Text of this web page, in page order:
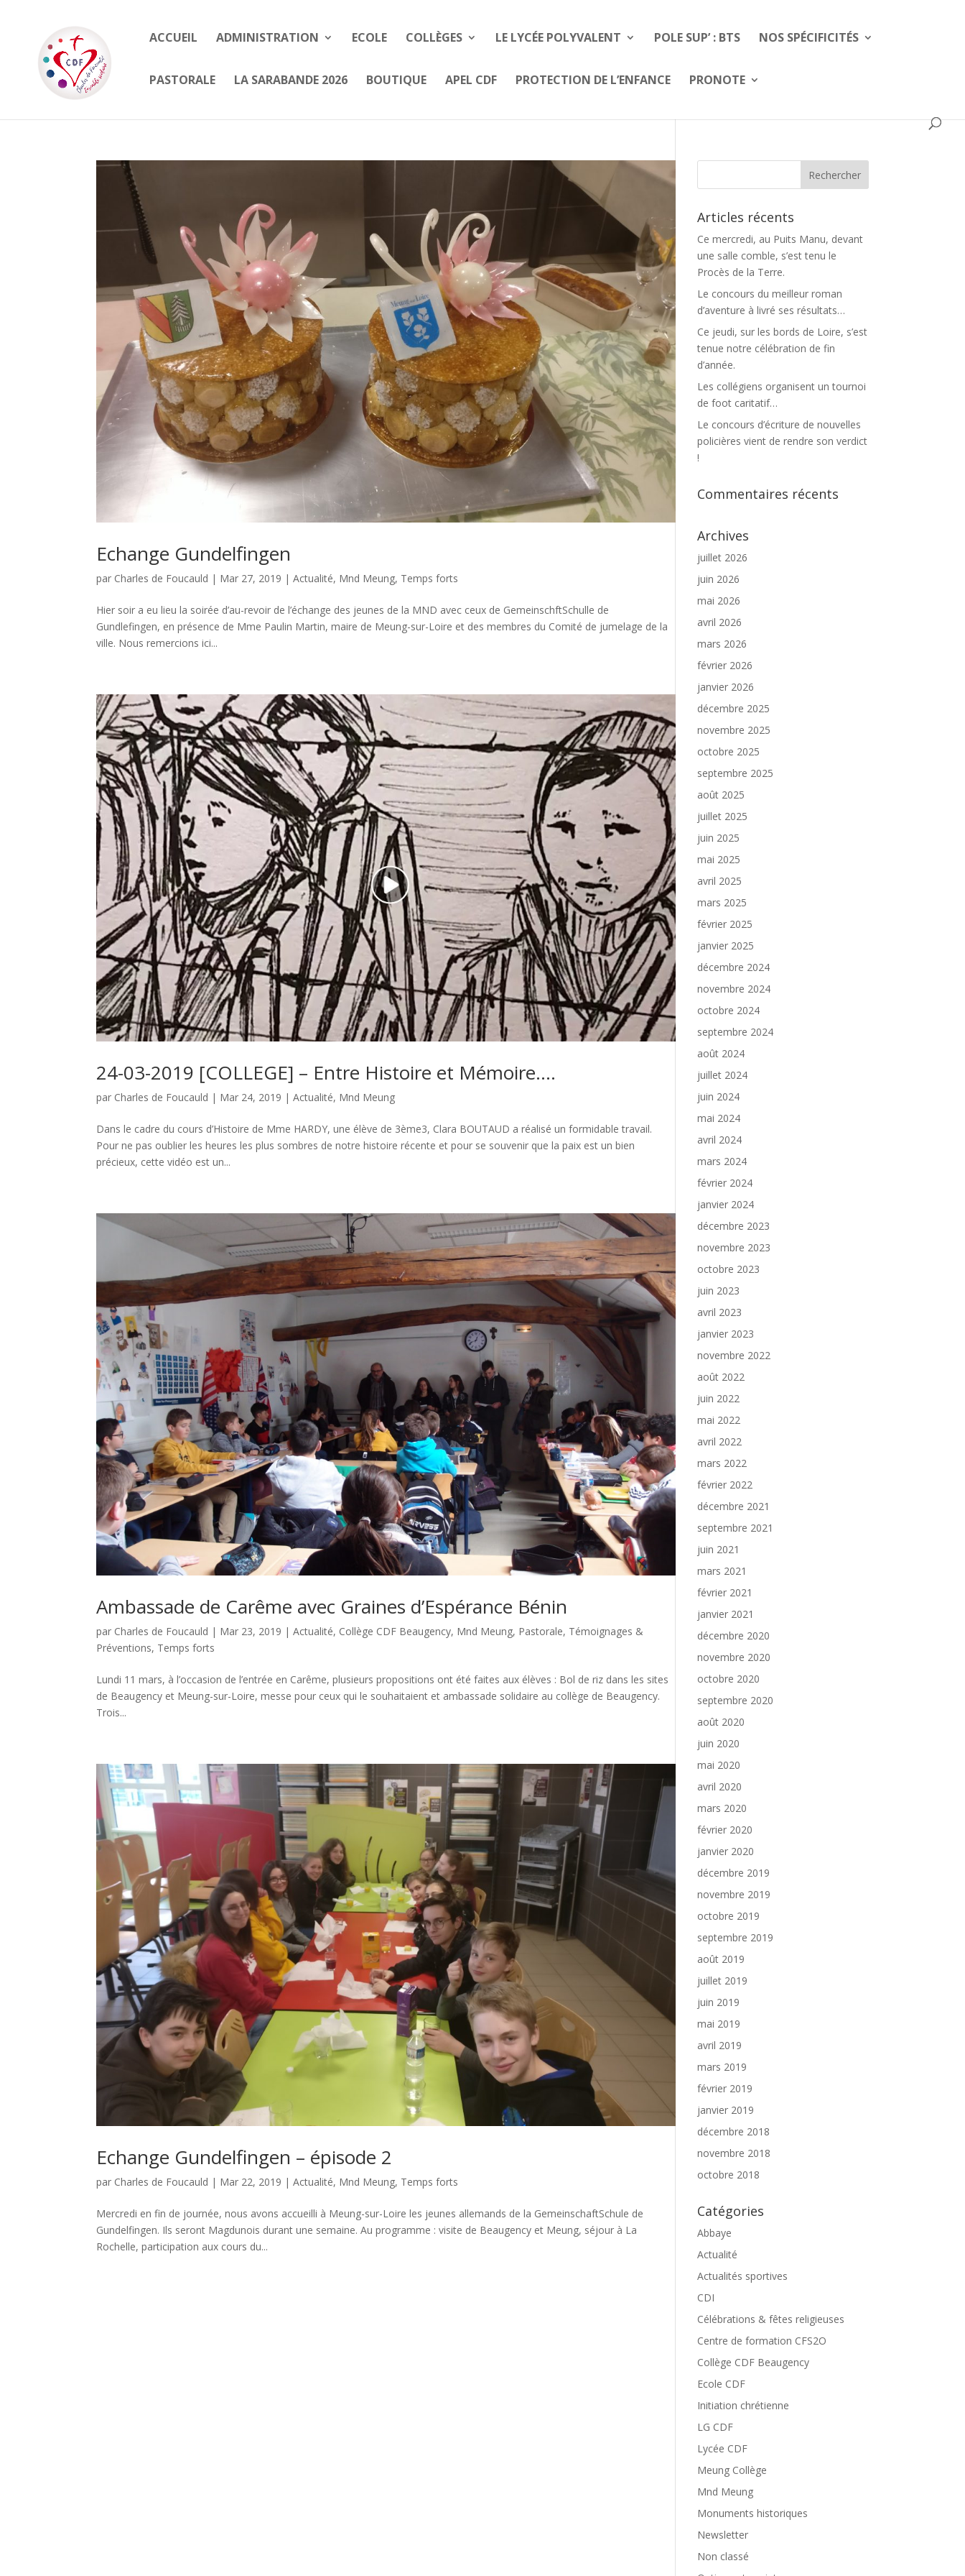
ACCUEIL ADMINISTRATION ECOLE COLLÈGES LE LYCÉE POLYVALENT POLE SUP’ : BTS NOS SPÉCIFICITÉS
PASTORALE LA SARABANDE 2026 BOUTIQUE APEL CDF PROTECTION DE L’ENFANCE PRONOTE
Echange Gundelfingen
par Charles de Foucauld | Mar 27, 2019 |Actualité, Mnd Meung, Temps forts
Hier soir a eu lieu la soirée d’au-revoir de l’échange des jeunes de la MND avec ceux de GemeinschftSchulle de
Gundlefingen, en présence de Mme Paulin Martin, maire de Meung-sur-Loire et des membres du Comité de jumelage de la
ville. Nous remercions ici...
24-03-2019 [COLLEGE] – Entre Histoire et Mémoire….
par Charles de Foucauld | Mar 24, 2019 |Actualité, Mnd Meung
Dans le cadre du cours d’Histoire de Mme HARDY, une élève de 3ème3, Clara BOUTAUD a réalisé un formidable travail.
Pour ne pas oublier les heures les plus sombres de notre histoire récente et pour se souvenir que la paix est un bien
précieux, cette vidéo est un...
Ambassade de Carême avec Graines d’Espérance Bénin
par Charles de Foucauld | Mar 23, 2019 |Actualité, Collège CDF Beaugency, Mnd Meung, Pastorale, Témoignages &
Préventions, Temps forts
Lundi 11 mars, à l’occasion de l’entrée en Carême, plusieurs propositions ont été faites aux élèves : Bol de riz dans les sites
de Beaugency et Meung-sur-Loire, messe pour ceux qui le souhaitaient et ambassade solidaire au collège de Beaugency.
Trois...
Echange Gundelfingen – épisode 2
par Charles de Foucauld | Mar 22, 2019 |Actualité, Mnd Meung, Temps forts
Mercredi en fin de journée, nous avons accueilli à Meung-sur-Loire les jeunes allemands de la GemeinschaftSchule de
Gundelfingen. Ils seront Magdunois durant une semaine. Au programme : visite de Beaugency et Meung, séjour à La
Rochelle, participation aux cours du...
Articles récents
Ce mercredi, au Puits Manu, devant
une salle comble, s’est tenu le
Procès de la Terre.
Le concours du meilleur roman
d’aventure à livré ses résultats…
Ce jeudi, sur les bords de Loire, s’est
tenue notre célébration de fin
d’année.
Les collégiens organisent un tournoi
de foot caritatif…
Le concours d’écriture de nouvelles
policières vient de rendre son verdict
!
Commentaires récents
Archives
juillet 2026
juin 2026
mai 2026
avril 2026
mars 2026
février 2026
janvier 2026
décembre 2025
novembre 2025
octobre 2025
septembre 2025
août 2025
juillet 2025
juin 2025
mai 2025
avril 2025
mars 2025
février 2025
janvier 2025
décembre 2024
novembre 2024
octobre 2024
septembre 2024
août 2024
juillet 2024
juin 2024
mai 2024
avril 2024
mars 2024
février 2024
janvier 2024
décembre 2023
novembre 2023
octobre 2023
juin 2023
avril 2023
janvier 2023
novembre 2022
août 2022
juin 2022
mai 2022
avril 2022
mars 2022
février 2022
décembre 2021
septembre 2021
juin 2021
mars 2021
février 2021
janvier 2021
décembre 2020
novembre 2020
octobre 2020
septembre 2020
août 2020
juin 2020
mai 2020
avril 2020
mars 2020
février 2020
janvier 2020
décembre 2019
novembre 2019
octobre 2019
septembre 2019
août 2019
juillet 2019
juin 2019
mai 2019
avril 2019
mars 2019
février 2019
janvier 2019
décembre 2018
novembre 2018
octobre 2018
Catégories
Abbaye
Actualité
Actualités sportives
CDI
Célébrations & fêtes religieuses
Centre de formation CFS2O
Collège CDF Beaugency
Ecole CDF
Initiation chrétienne
LG CDF
Lycée CDF
Meung Collège
Mnd Meung
Monuments historiques
Newsletter
Non classé